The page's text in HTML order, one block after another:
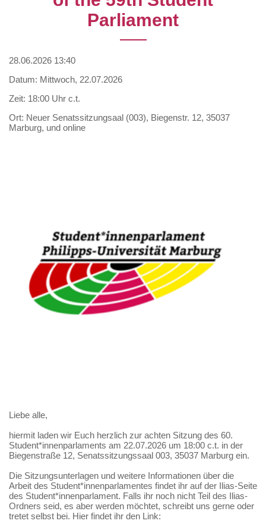
Parliament
28.06.2026 13:40
Datum: Mittwoch, 22.07.2026
Zeit: 18:00 Uhr c.t.
Ort: Neuer Senatssitzungsaal (003), Biegenstr. 12, 35037
Marburg, und online
Liebe alle,
hiermit laden wir Euch herzlich zur achten Sitzung des 60.
Student*innenparlaments am 22.07.2026 um 18:00 c.t. in der
Biegenstraße 12, Senatssitzungssaal 003, 35037 Marburg ein.
Die Sitzungsunterlagen und weitere Informationen über die
Arbeit des Student*innenparlamentes findet ihr auf der Ilias-Seite
des Student*innenparlament. Falls ihr noch nicht Teil des Ilias-
Ordners seid, es aber werden möchtet, schreibt uns gerne oder
tretet selbst bei. Hier findet ihr den Link: